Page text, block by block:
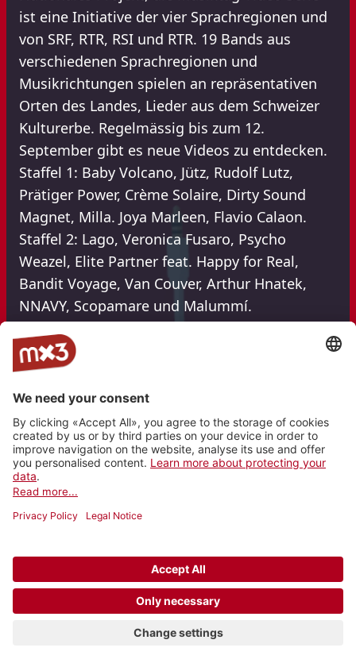
ist eine Initiative der vier Sprachregionen und
von SRF, RTR, RSI und RTR. 19 Bands aus
verschiedenen Sprachregionen und
Musikrichtungen spielen an repräsentativen
Orten des Landes, Lieder aus dem Schweizer
Kulturerbe. Regelmässig bis zum 12.
September gibt es neue Videos zu entdecken.
Staffel 1: Baby Volcano, Jütz, Rudolf Lutz,
Prätiger Power, Crème Solaire, Dirty Sound
Magnet, Milla. Joya Marleen, Flavio Calaon.
Staffel 2: Lago, Veronica Fusaro, Psycho
Weazel, Elite Partner feat. Happy for Real,
Bandit Voyage, Van Couver, Arthur Hnatek,
NNAVY, Scopamare und Malummí.
**Entdecke, was die SRG Sender für am
Schweizer Musiktag vorgesehen haben:
RTS RSI RTR**